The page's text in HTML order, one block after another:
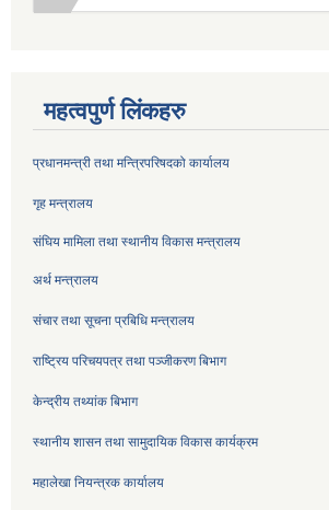
महत्वपुर्ण लिंकहरु
प्रधानमन्त्री तथा मन्त्रिपरिषदको कार्यालय
गृह मन्त्रालय
संघिय मामिला तथा स्थानीय विकास मन्त्रालय
अर्थ मन्त्रालय
संचार तथा सूचना प्रबिधि मन्त्रालय
राष्ट्रिय परिचयपत्र तथा पञ्जीकरण बिभाग
केन्द्रीय तथ्यांक बिभाग
स्थानीय शासन तथा सामुदायिक विकास कार्यक्रम
महालेखा नियन्त्रक कार्यालय